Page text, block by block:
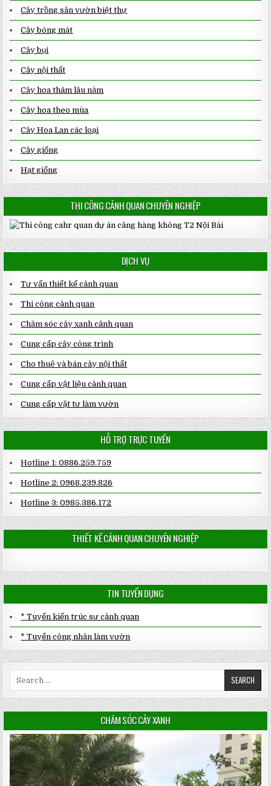
Cây trồng sân vườn biệt thự
Cây bóng mát
Cây bụi
Cây nội thất
Cây hoa thảm lâu năm
Cây hoa theo mùa
Cây Hoa Lan các loại
Cây giống
Hạt giống
THI CÔNG CẢNH QUAN CHUYÊN NGHIỆP
DỊCH VỤ
Tư vấn thiết kế cảnh quan
Thi công cảnh quan
Chăm sóc cây xanh cảnh quan
Cung cấp cây công trình
Cho thuê và bán cây nội thất
Cung cấp vật liệu cảnh quan
Cung cấp vật tư làm vườn
HỖ TRỢ TRỰC TUYẾN
Hotline 1: 0886.259.759
Hotline 2: 0968.239.826
Hotline 3: 0985.386.172
THIẾT KẾ CẢNH QUAN CHUYÊN NGHIỆP
TIN TUYỂN DỤNG
* Tuyển kiến trúc sư cảnh quan
* Tuyển công nhân làm vườn
CHĂM SÓC CÂY XANH